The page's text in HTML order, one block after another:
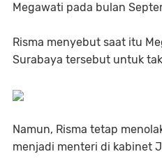
Megawati pada bulan
Risma menyebut saat itu
Surabaya tersebut untuk
Namun, Risma tetap
menjadi menteri di kabinet